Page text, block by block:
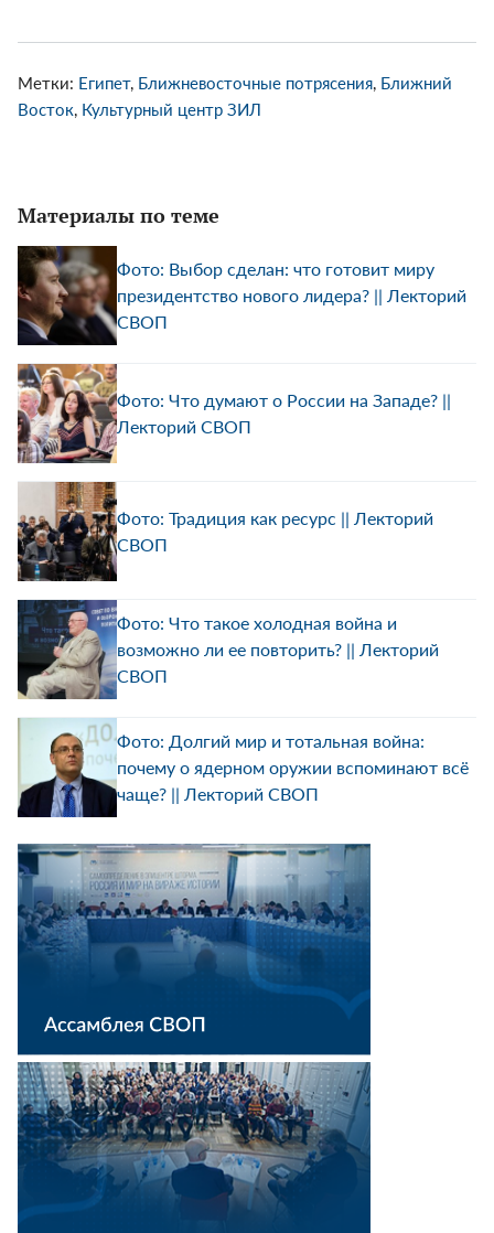
Метки: Египет, Ближневосточные потрясения, Ближний
Восток, Культурный центр ЗИЛ
Материалы по теме
Фото: Выбор сделан: что готовит миру
президентство нового лидера? || Лекторий
СВОП
Фото: Что думают о России на Западе? ||
Лекторий СВОП
Фото: Традиция как ресурс || Лекторий
СВОП
Фото: Что такое холодная война и
возможно ли ее повторить? || Лекторий
СВОП
Фото: Долгий мир и тотальная война:
почему о ядерном оружии вспоминают всё
чаще? || Лекторий СВОП